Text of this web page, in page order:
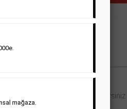
ilan örneklerini görebilirsiniz.
mağaza.